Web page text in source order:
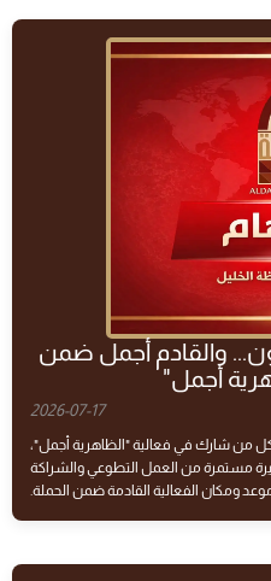
والقادم أجمل ضمن
أجمل"
2026-07-17
من شارك في فعالية "الظاهرية أجمل"،
مستمرة من العمل التطوعي والشراكة
ومكان الفعالية القادمة ضمن الحملة.